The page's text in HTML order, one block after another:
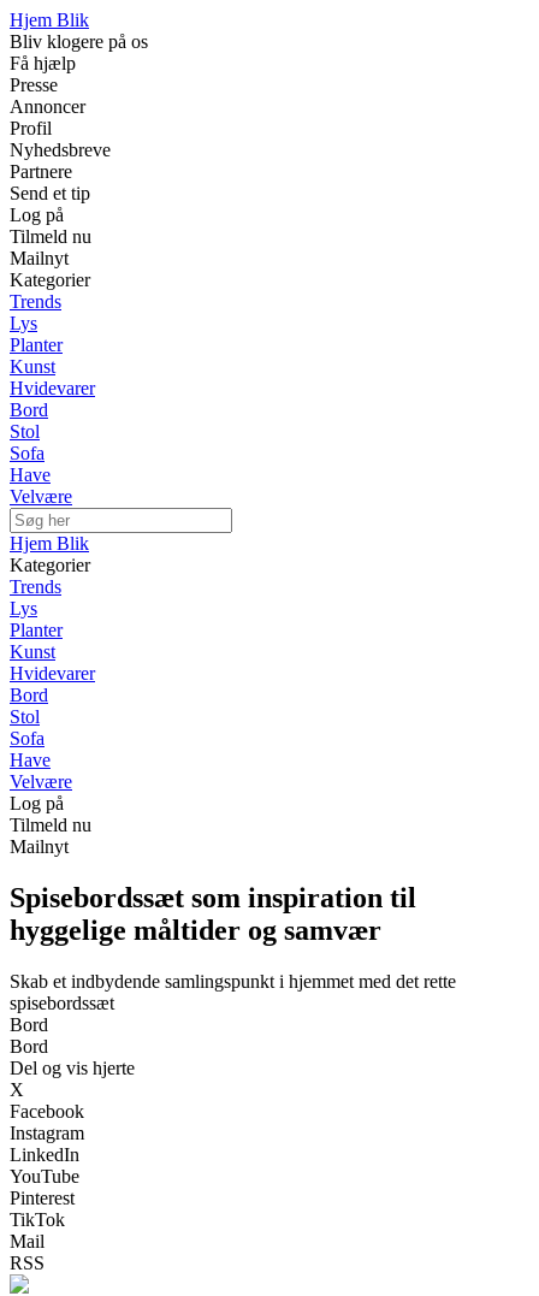
Hjem Blik
Bliv klogere på os
Få hjælp
Presse
Annoncer
Profil
Nyhedsbreve
Partnere
Send et tip
Log på
Tilmeld nu
Mailnyt
Kategorier
Trends
Lys
Planter
Kunst
Hvidevarer
Bord
Stol
Sofa
Have
Velvære
Hjem Blik
Kategorier
Trends
Lys
Planter
Kunst
Hvidevarer
Bord
Stol
Sofa
Have
Velvære
Log på
Tilmeld nu
Mailnyt
Spisebordssæt som inspiration til
hyggelige måltider og samvær
Skab et indbydende samlingspunkt i hjemmet med det rette
spisebordssæt
Bord
Bord
Del og vis hjerte
X
Facebook
Instagram
LinkedIn
YouTube
Pinterest
TikTok
Mail
RSS